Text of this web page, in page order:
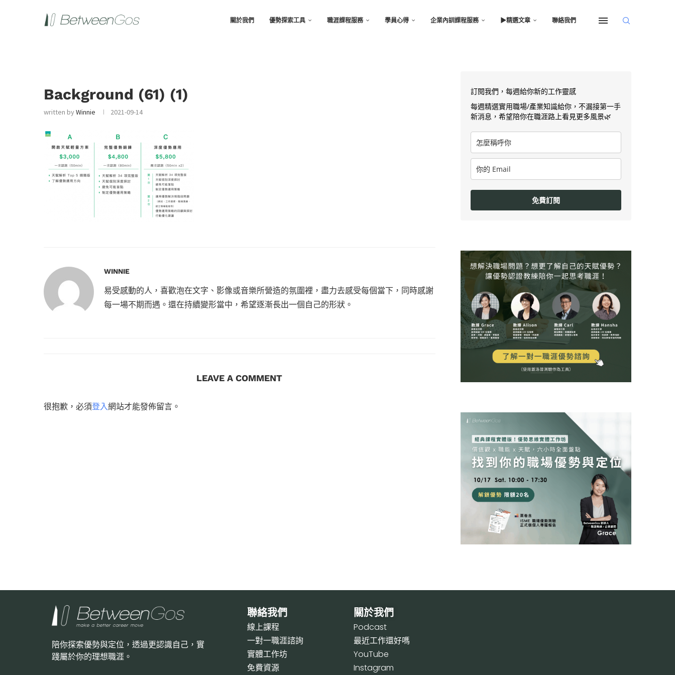
關於我們 優勢探索工具 職涯課程服務 學員心得 企業內訓課程服務 ▶︎精選文章 聯絡我們
Background (61) (1)
written byWinnie 2021-09-14
WINNIE
易受感動的人，喜歡泡在文字、影像或音樂所營造的氛圍裡，盡力去感受每個當下，同時感謝
每一場不期而遇。還在持續變形當中，希望逐漸長出一個自己的形狀。
LEAVE A COMMENT
很抱歉，必須登入網站才能發佈留言。
訂閱我們，每週給你新的工作靈感
每週精選實用職場/產業知識給你，不漏接第一手
新消息，希望陪你在職涯路上看見更多風景🌿
免費訂閱
陪你探索優勢與定位，透過更認識自己，實
踐屬於你的理想職涯。
聯絡我們
線上課程
一對一職涯諮詢
實體工作坊
免費資源
關於我們
Podcast
最近工作還好嗎
YouTube
Instagram